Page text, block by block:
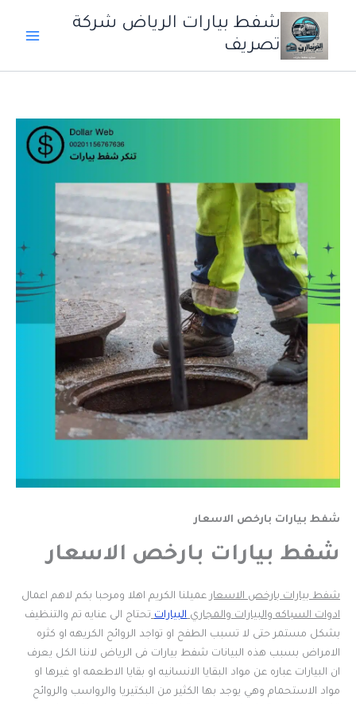
المحتوى
شفط بيارات الرياض شركة
تصريف
شفط بيارات بارخص الاسعار
شفط بيارات بارخص الاسعار
شفط بيارات بارخص الاسعار عميلنا الكريم اهلا ومرحبا بكم لاهم اعمال
ادوات السباكه والبيارات والمجاري البيارات تحتاج الى عنايه تم والتنظيف
بشكل مستمر حتى لا تسبب الطفح او تواجد الروائح الكريهه او كثره
الامراض بسبب هذه البيانات شفط بيارات فى الرياض لاننا الكل يعرف
ان البيارات عباره عن مواد البقايا الانسانيه او بقايا الاطعمه او غيرها او
مواد الاستحمام وهي يوجد بها الكثير من البكتيريا والرواسب والروائح